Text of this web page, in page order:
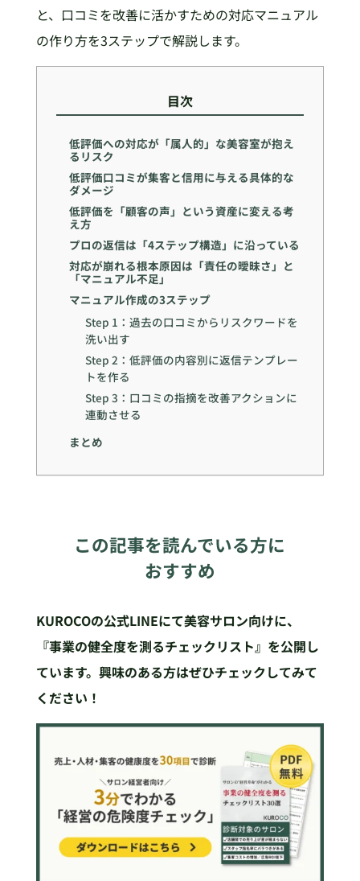
と、口コミを改善に活かすための対応マニュアル
の作り方を3ステップで解説します。
目次
低評価への対応が「属人的」な美容室が抱え
るリスク
低評価口コミが集客と信用に与える具体的な
ダメージ
低評価を「顧客の声」という資産に変える考
え方
プロの返信は「4ステップ構造」に沿っている
対応が崩れる根本原因は「責任の曖昧さ」と
「マニュアル不足」
マニュアル作成の3ステップ
Step 1：過去の口コミからリスクワードを
洗い出す
Step 2：低評価の内容別に返信テンプレー
トを作る
Step 3：口コミの指摘を改善アクションに
連動させる
まとめ
この記事を読んでいる方に
おすすめ
KUROCOの公式LINEにて美容サロン向けに、
『事業の健全度を測るチェックリスト』を公開し
ています。興味のある方はぜひチェックしてみて
ください！